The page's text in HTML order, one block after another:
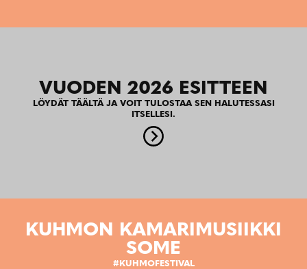
VUODEN 2026 ESITTEEN
LÖYDÄT TÄÄLTÄ JA VOIT TULOSTAA SEN HALUTESSASI
ITSELLESI.
KUHMON KAMARIMUSIIKKI
SOME
#KUHMOFESTIVAL